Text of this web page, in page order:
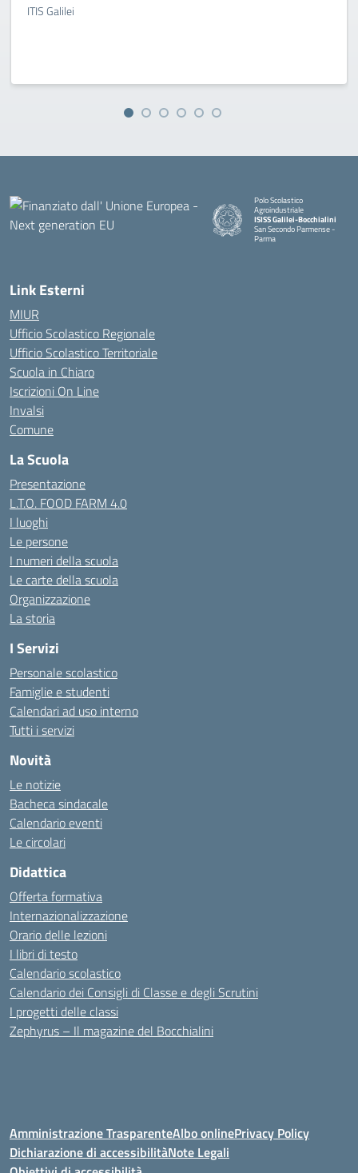
ITIS Galilei
Polo Scolastico
Agroindustriale
ISISS Galilei-Bocchialini
San Secondo Parmense -
Parma
Link Esterni
MIUR
Ufficio Scolastico Regionale
Ufficio Scolastico Territoriale
Scuola in Chiaro
Iscrizioni On Line
Invalsi
Comune
La Scuola
Presentazione
L.T.O. FOOD FARM 4.0
I luoghi
Le persone
I numeri della scuola
Le carte della scuola
Organizzazione
La storia
I Servizi
Personale scolastico
Famiglie e studenti
Calendari ad uso interno
Tutti i servizi
Novità
Le notizie
Bacheca sindacale
Calendario eventi
Le circolari
Didattica
Offerta formativa
Internazionalizzazione
Orario delle lezioni
I libri di testo
Calendario scolastico
Calendario dei Consigli di Classe e degli Scrutini
I progetti delle classi
Zephyrus – Il magazine del Bocchialini
Amministrazione TrasparenteAlbo onlinePrivacy Policy
Dichiarazione di accessibilitàNote Legali